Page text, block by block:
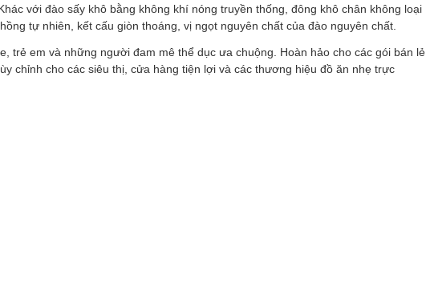
với đào sấy khô bằng không khí nóng truyền thống, đông khô chân không loại
tự nhiên, kết cấu giòn thoáng, vị ngọt nguyên chất của đào nguyên chất.
em và những người đam mê thể dục ưa chuộng. Hoàn hảo cho các gói bán lẻ
chỉnh cho các siêu thị, cửa hàng tiện lợi và các thương hiệu đồ ăn nhẹ trực